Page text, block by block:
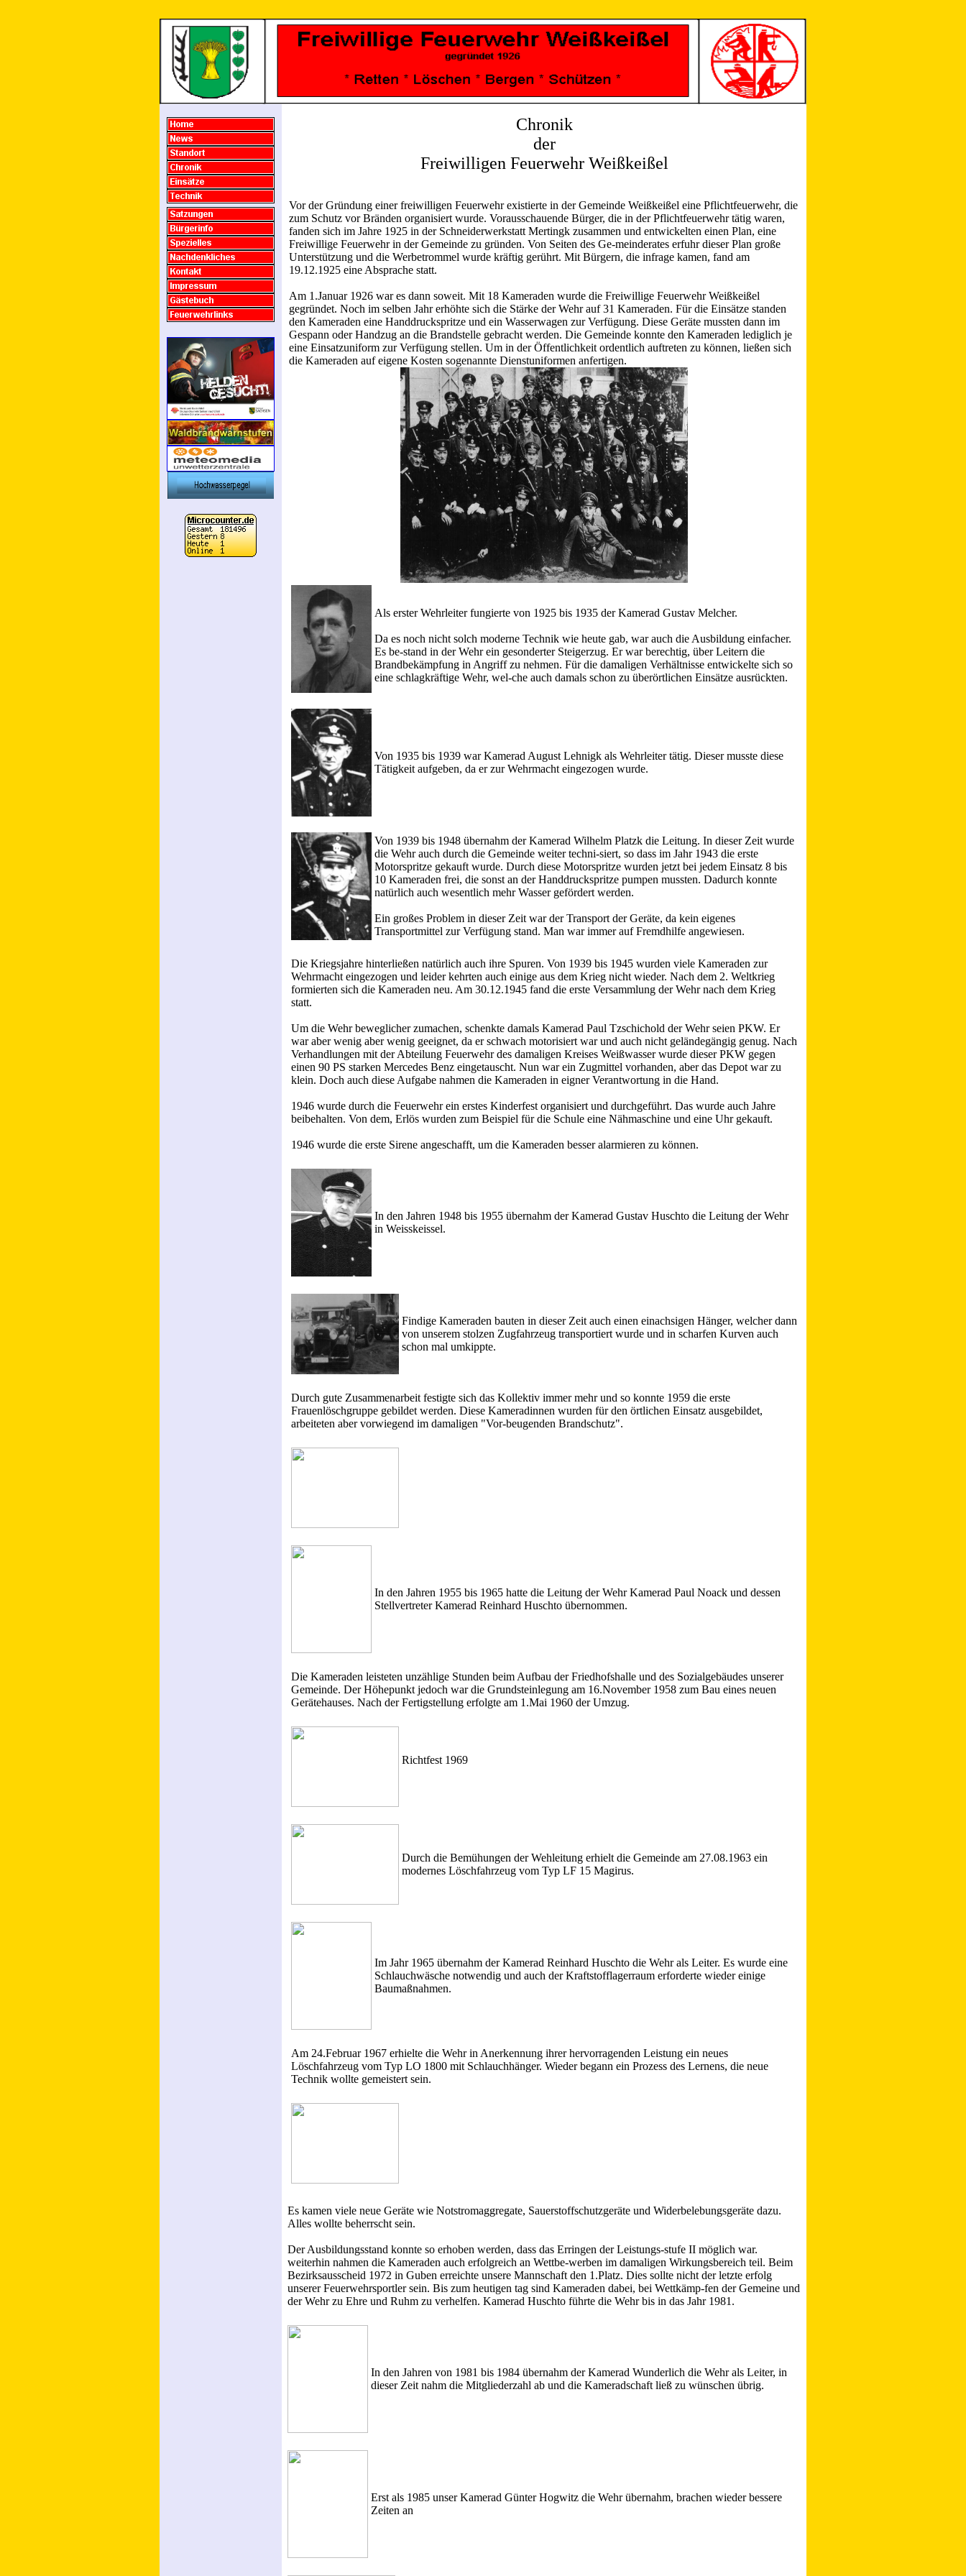
Chronik
der
Freiwilligen Feuerwehr Weißkeißel
Vor der Gründung einer freiwilligen Feuerwehr existierte in der Gemeinde Weißkeißel eine Pflichtfeuerwehr, die
zum Schutz vor Bränden organisiert wurde. Vorausschauende Bürger, die in der Pflichtfeuerwehr tätig waren,
fanden sich im Jahre 1925 in der Schneiderwerkstatt Mertingk zusammen und entwickelten einen Plan, eine
Freiwillige Feuerwehr in der Gemeinde zu gründen. Von Seiten des Ge-meinderates erfuhr dieser Plan große
Unterstützung und die Werbetrommel wurde kräftig gerührt. Mit Bürgern, die infrage kamen, fand am
19.12.1925 eine Absprache statt.
Am 1.Januar 1926 war es dann soweit. Mit 18 Kameraden wurde die Freiwillige Feuerwehr Weißkeißel
gegründet. Noch im selben Jahr erhöhte sich die Stärke der Wehr auf 31 Kameraden. Für die Einsätze standen
den Kameraden eine Handdruckspritze und ein Wasserwagen zur Verfügung. Diese Geräte mussten dann im
Gespann oder Handzug an die Brandstelle gebracht werden. Die Gemeinde konnte den Kameraden lediglich je
eine Einsatzuniform zur Verfügung stellen. Um in der Öffentlichkeit ordentlich auftreten zu können, ließen sich
die Kameraden auf eigene Kosten sogenannte Dienstuniformen anfertigen.
Als erster Wehrleiter fungierte von 1925 bis 1935 der Kamerad Gustav Melcher.
Da es noch nicht solch moderne Technik wie heute gab, war auch die Ausbildung einfacher.
Es be-stand in der Wehr ein gesonderter Steigerzug. Er war berechtig, über Leitern die
Brandbekämpfung in Angriff zu nehmen. Für die damaligen Verhältnisse entwickelte sich so
eine schlagkräftige Wehr, wel-che auch damals schon zu überörtlichen Einsätze ausrückten.
Von 1935 bis 1939 war Kamerad August Lehnigk als Wehrleiter tätig. Dieser musste diese
Tätigkeit aufgeben, da er zur Wehrmacht eingezogen wurde.
Von 1939 bis 1948 übernahm der Kamerad Wilhelm Platzk die Leitung. In dieser Zeit wurde
die Wehr auch durch die Gemeinde weiter techni-siert, so dass im Jahr 1943 die erste
Motorspritze gekauft wurde. Durch diese Motorspritze wurden jetzt bei jedem Einsatz 8 bis
10 Kameraden frei, die sonst an der Handdruckspritze pumpen mussten. Dadurch konnte
natürlich auch wesentlich mehr Wasser gefördert werden.
Ein großes Problem in dieser Zeit war der Transport der Geräte, da kein eigenes
Transportmittel zur Verfügung stand. Man war immer auf Fremdhilfe angewiesen.
Die Kriegsjahre hinterließen natürlich auch ihre Spuren. Von 1939 bis 1945 wurden viele Kameraden zur
Wehrmacht eingezogen und leider kehrten auch einige aus dem Krieg nicht wieder. Nach dem 2. Weltkrieg
formierten sich die Kameraden neu. Am 30.12.1945 fand die erste Versammlung der Wehr nach dem Krieg
statt.
Um die Wehr beweglicher zumachen, schenkte damals Kamerad Paul Tzschichold der Wehr seien PKW. Er
war aber wenig aber wenig geeignet, da er schwach motorisiert war und auch nicht geländegängig genug. Nach
Verhandlungen mit der Abteilung Feuerwehr des damaligen Kreises Weißwasser wurde dieser PKW gegen
einen 90 PS starken Mercedes Benz eingetauscht. Nun war ein Zugmittel vorhanden, aber das Depot war zu
klein. Doch auch diese Aufgabe nahmen die Kameraden in eigner Verantwortung in die Hand.
1946 wurde durch die Feuerwehr ein erstes Kinderfest organisiert und durchgeführt. Das wurde auch Jahre
beibehalten. Von dem, Erlös wurden zum Beispiel für die Schule eine Nähmaschine und eine Uhr gekauft.
1946 wurde die erste Sirene angeschafft, um die Kameraden besser alarmieren zu können.
In den Jahren 1948 bis 1955 übernahm der Kamerad Gustav Huschto die Leitung der Wehr
in Weisskeissel.
Findige Kameraden bauten in dieser Zeit auch einen einachsigen Hänger, welcher dann
von unserem stolzen Zugfahrzeug transportiert wurde und in scharfen Kurven auch
schon mal umkippte.
Durch gute Zusammenarbeit festigte sich das Kollektiv immer mehr und so konnte 1959 die erste
Frauenlöschgruppe gebildet werden. Diese Kameradinnen wurden für den örtlichen Einsatz ausgebildet,
arbeiteten aber vorwiegend im damaligen "Vor-beugenden Brandschutz".
In den Jahren 1955 bis 1965 hatte die Leitung der Wehr Kamerad Paul Noack und dessen
Stellvertreter Kamerad Reinhard Huschto übernommen.
Die Kameraden leisteten unzählige Stunden beim Aufbau der Friedhofshalle und des Sozialgebäudes unserer
Gemeinde. Der Höhepunkt jedoch war die Grundsteinlegung am 16.November 1958 zum Bau eines neuen
Gerätehauses. Nach der Fertigstellung erfolgte am 1.Mai 1960 der Umzug.
Richtfest 1969
Durch die Bemühungen der Wehleitung erhielt die Gemeinde am 27.08.1963 ein
modernes Löschfahrzeug vom Typ LF 15 Magirus.
Im Jahr 1965 übernahm der Kamerad Reinhard Huschto die Wehr als Leiter. Es wurde eine
Schlauchwäsche notwendig und auch der Kraftstofflagerraum erforderte wieder einige
Baumaßnahmen.
Am 24.Februar 1967 erhielte die Wehr in Anerkennung ihrer hervorragenden Leistung ein neues
Löschfahrzeug vom Typ LO 1800 mit Schlauchhänger. Wieder begann ein Prozess des Lernens, die neue
Technik wollte gemeistert sein.
Es kamen viele neue Geräte wie Notstromaggregate, Sauerstoffschutzgeräte und Widerbelebungsgeräte dazu.
Alles wollte beherrscht sein.
Der Ausbildungsstand konnte so erhoben werden, dass das Erringen der Leistungs-stufe II möglich war.
weiterhin nahmen die Kameraden auch erfolgreich an Wettbe-werben im damaligen Wirkungsbereich teil. Beim
Bezirksausscheid 1972 in Guben erreichte unsere Mannschaft den 1.Platz. Dies sollte nicht der letzte erfolg
unserer Feuerwehrsportler sein. Bis zum heutigen tag sind Kameraden dabei, bei Wettkämp-fen der Gemeine und
der Wehr zu Ehre und Ruhm zu verhelfen. Kamerad Huschto führte die Wehr bis in das Jahr 1981.
In den Jahren von 1981 bis 1984 übernahm der Kamerad Wunderlich die Wehr als Leiter, in
dieser Zeit nahm die Mitgliederzahl ab und die Kameradschaft ließ zu wünschen übrig.
Erst als 1985 unser Kamerad Günter Hogwitz die Wehr übernahm, brachen wieder bessere
Zeiten an